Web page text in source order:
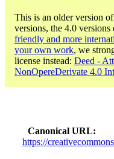
This is an older version
versions, the 4.0
friendly and more
your own work, we
license instead: Deed -
NonOpereDerivate 4.0
Canonical URL
https://